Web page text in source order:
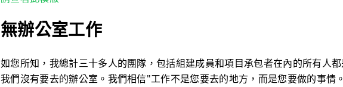
無辦公室工作
如您所知，我總計三十多人的團隊，包括組建成員和項目承包者在內的所有人
我們沒有要去的辦公室。我們相信"工作不是您要去的地方，而是您要做的事情